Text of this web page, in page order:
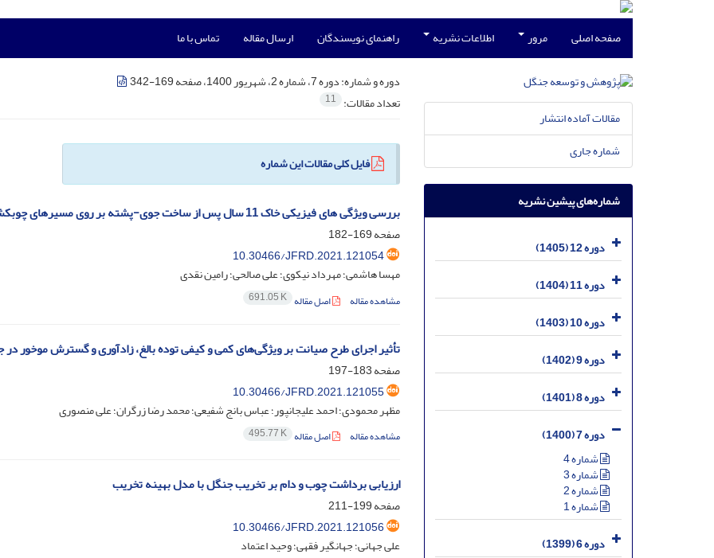
صفحه اصلی مرور اطلاعات نشریه راهنمای نویسندگان ارسال مقاله تماس با ما
دوره و شماره:دوره 7، شماره 2، شهریور 1400، صفحه 169-342
تعداد مقالات: 11
فایل کلی مقالات این شماره
بررسی ویژگی های فیزیکی خاک 11 سال پس از ساخت جوی-پشته بر روی مسیرهای چوبکشی
صفحه169-182
10.30466/JFRD.2021.121054
مهسا هاشمی؛ مهرداد نیکوی؛ علی صالحی؛ رامین نقدی
مشاهده مقاله اصل مقاله 691.05 K
تأثیر اجرای طرح صیانت بر ویژگی‌های کمی و کیفی توده بالغ، زادآوری و گسترش موخور
صفحه183-197
10.30466/JFRD.2021.121055
مظهر محمودی؛ احمد علیجانپور؛ عباس بانج شفیعی؛ محمد رضا زرگران؛ علی منصوری
مشاهده مقاله اصل مقاله 495.77 K
ارزیابی برداشت چوب و دام بر تخریب جنگل با مدل بهینه تخریب
صفحه199-211
10.30466/JFRD.2021.121056
علی جهانی؛ جهانگیر فقهی؛ وحید اعتماد
مقالات آماده انتشار
شماره جاری
شماره‌های پیشین نشریه
دوره 12 (1405)
دوره 11 (1404)
دوره 10 (1403)
دوره 9 (1402)
دوره 8 (1401)
دوره 7 (1400)
شماره 4
شماره 3
شماره 2
شماره 1
دوره 6 (1399)